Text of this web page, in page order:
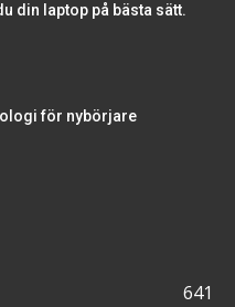
din laptop på bästa sätt.
för nybörjare
641